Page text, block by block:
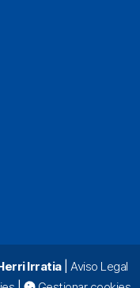
Irratia| Aviso Legal